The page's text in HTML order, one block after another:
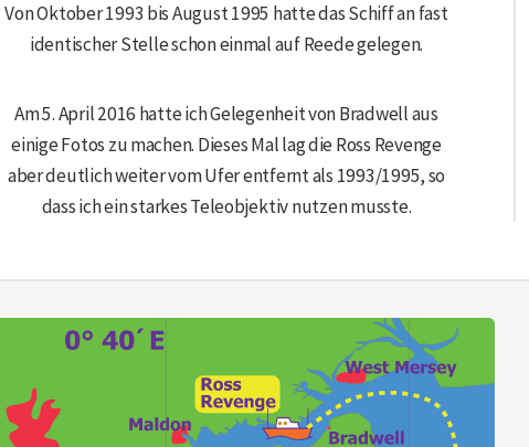
Von Oktober 1993 bis August 1995 hatte das Schiff an fast
identischer Stelle schon einmal auf Reede gelegen.
Am 5. April 2016 hatte ich Gelegenheit von Bradwell aus
einige Fotos zu machen. Dieses Mal lag die Ross Revenge
aber deutlich weiter vom Ufer entfernt als 1993/1995, so
dass ich ein starkes Teleobjektiv nutzen musste.